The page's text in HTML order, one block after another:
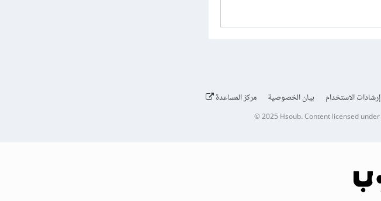
إرشادات الاستخدام بيان الخصوصية مركز المساعدة
© 2025 Hsoub.Content licensed under